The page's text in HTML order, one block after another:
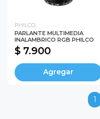
PHILCO
PARLANTE MULTIMEDIA
INALAMBRICO RGB PHILCO
$ 7.900
Agregar
1